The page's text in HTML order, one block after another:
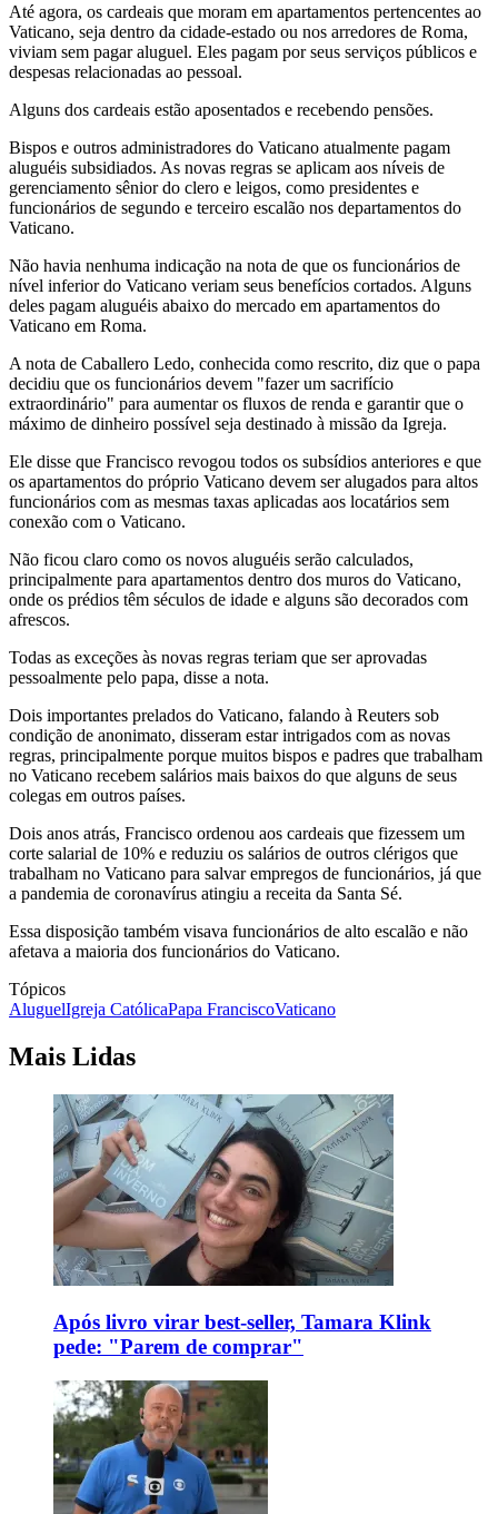
Até agora, os cardeais que moram em apartamentos pertencentes ao
Vaticano, seja dentro da cidade-estado ou nos arredores de Roma,
viviam sem pagar aluguel. Eles pagam por seus serviços públicos e
despesas relacionadas ao pessoal.
Alguns dos cardeais estão aposentados e recebendo pensões.
Bispos e outros administradores do Vaticano atualmente pagam
aluguéis subsidiados. As novas regras se aplicam aos níveis de
gerenciamento sênior do clero e leigos, como presidentes e
funcionários de segundo e terceiro escalão nos departamentos do
Vaticano.
Não havia nenhuma indicação na nota de que os funcionários de
nível inferior do Vaticano veriam seus benefícios cortados. Alguns
deles pagam aluguéis abaixo do mercado em apartamentos do
Vaticano em Roma.
A nota de Caballero Ledo, conhecida como rescrito, diz que o papa
decidiu que os funcionários devem "fazer um sacrifício
extraordinário" para aumentar os fluxos de renda e garantir que o
máximo de dinheiro possível seja destinado à missão da Igreja.
Ele disse que Francisco revogou todos os subsídios anteriores e que
os apartamentos do próprio Vaticano devem ser alugados para altos
funcionários com as mesmas taxas aplicadas aos locatários sem
conexão com o Vaticano.
Não ficou claro como os novos aluguéis serão calculados,
principalmente para apartamentos dentro dos muros do Vaticano,
onde os prédios têm séculos de idade e alguns são decorados com
afrescos.
Todas as exceções às novas regras teriam que ser aprovadas
pessoalmente pelo papa, disse a nota.
Dois importantes prelados do Vaticano, falando à Reuters sob
condição de anonimato, disseram estar intrigados com as novas
regras, principalmente porque muitos bispos e padres que trabalham
no Vaticano recebem salários mais baixos do que alguns de seus
colegas em outros países.
Dois anos atrás, Francisco ordenou aos cardeais que fizessem um
corte salarial de 10% e reduziu os salários de outros clérigos que
trabalham no Vaticano para salvar empregos de funcionários, já que
a pandemia de coronavírus atingiu a receita da Santa Sé.
Essa disposição também visava funcionários de alto escalão e não
afetava a maioria dos funcionários do Vaticano.
Tópicos
AluguelIgreja CatólicaPapa FranciscoVaticano
Mais Lidas
Após livro virar best-seller, Tamara Klink
pede: "Parem de comprar"